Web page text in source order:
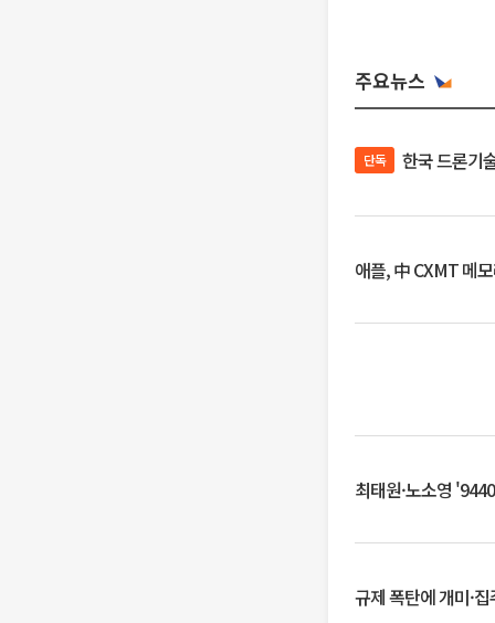
주요뉴스
단독 한국 드론기
애플, 中 CXMT 메
최태원·노소영
규제 폭탄에 개미·